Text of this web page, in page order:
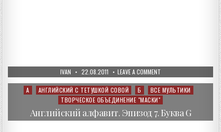
AUTHOR:
IVAN PUBLISHED
DATE:
22.08.2011 LEAVE A COMMENT
АНГЛИЙСКИЙ
АЛФАВИТ.
ЭПИЗОД
8.
H
Posted
А АНГЛИЙСКИЙ С ТЕТУШКОЙ СОВОЙ Б
ВСЕ МУЛЬТИКИ
ТВОРЧЕСКОЕ ОБЪЕДИНЕНИЕ "МАСКИ"
Английский алфавит. Эпизод 7. Буква G